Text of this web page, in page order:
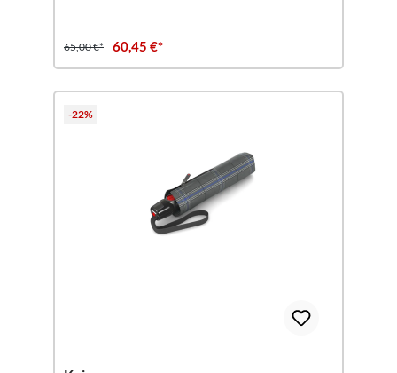
65,00 €* 60,45 €*
-22%